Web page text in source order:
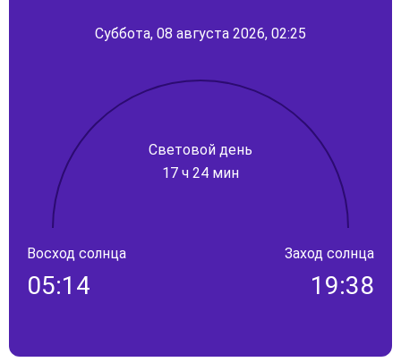
Суббота, 08 августа 2026, 02:25
Световой день
17 ч 24 мин
Восход солнца
05:14
Заход солнца
19:38